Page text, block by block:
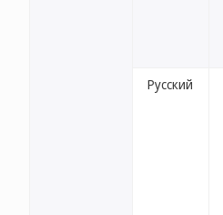
Русский